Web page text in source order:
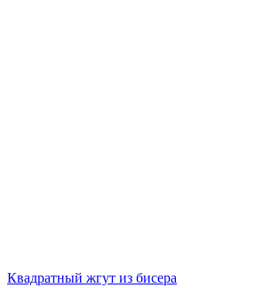
Квадратный жгут из бисера